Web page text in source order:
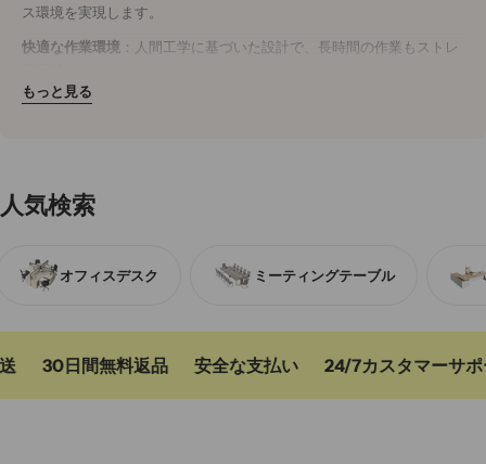
ス環境を実現します。
快適な作業環境 ：人間工学に基づいた設計で、長時間の作業もストレ
耐久性抜群
効率性と美観を両立させたオフィス家具で、社員の作業効率と快適性
を向上。
今すぐ購入 して、理想のオフィス空間を手に入れましょう。
もっと見る
人気検索
オフィスデスク ミーティングテーブル
30日間無料返品 安全な支払い 24/7カスタマーサポー